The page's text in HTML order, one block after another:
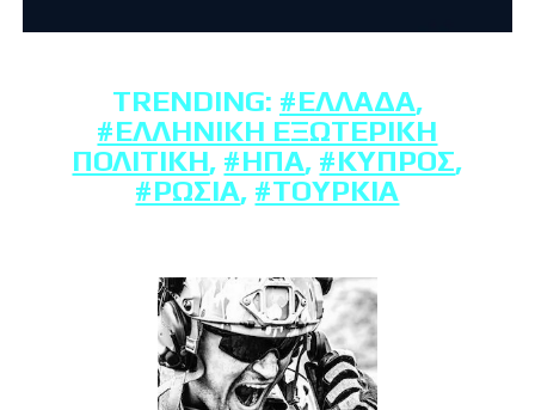
TRENDING: #ΕΛΛΆΔΑ,
#ΕΛΛΗΝΙΚΉ ΕΞΩΤΕΡΙΚΉ
ΠΟΛΙΤΙΚΉ, #ΗΠΑ, #ΚΎΠΡΟΣ,
#ΡΩΣΊΑ, #ΤΟΥΡΚΊΑ